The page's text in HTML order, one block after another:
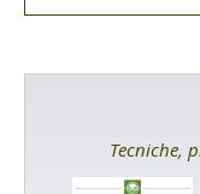
Tecniche,